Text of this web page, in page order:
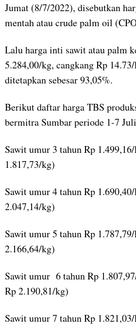
Jumat (8/7/2022), disebutkan
mentah atau crude palm oil
Lalu harga inti sawit atau palm
5.284,00/kg, cangkang Rp
ditetapkan sebesar 93,05%.
Berikut daftar harga TBS
bermitra Sumbar periode 1-7
Sawit umur 3 tahun Rp
1.817,73/kg)
Sawit umur 4 tahun Rp
2.047,14/kg)
Sawit umur 5 tahun Rp
2.166,64/kg)
Sawit umur 6 tahun Rp
Rp 2.190,81/kg)
Sawit umur 7 tahun Rp